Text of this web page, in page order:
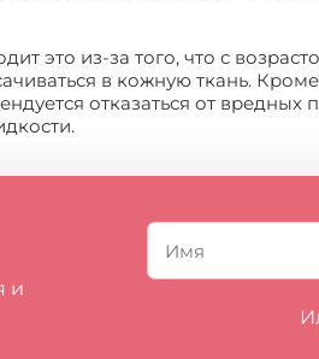
это из-за того, что с
в кожную ткань.
отказаться от
и